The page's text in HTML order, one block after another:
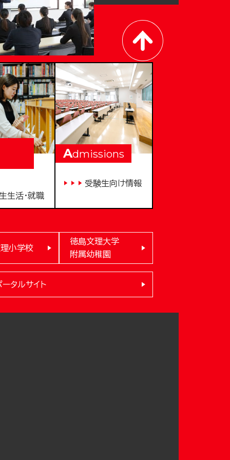
生活・就職
Admissions
受験生向け情報
小学校
徳島文理大学
附属幼稚園
タルサイト